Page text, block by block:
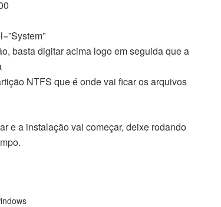
basta digitar acima logo em seguida que a
NTFS que é onde vai ficar os arquivos
e a instalação vai começar, deixe rodando